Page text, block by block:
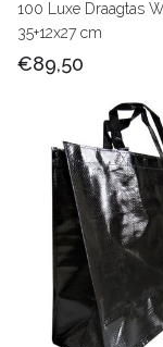
100 Luxe Draagtas
35+12x27 cm
€89,50